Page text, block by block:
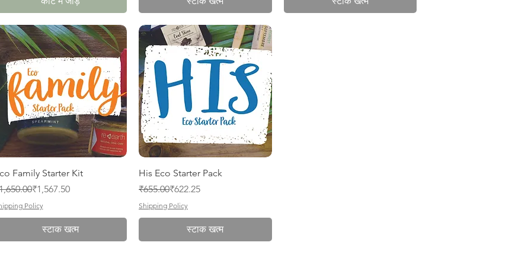
त्वरित दृश्य
Family Starter Kit
मूल्य
मूल्य₹1,567.50
Policy
स्टाक खत्म
त्वरित दृश्य
His Eco Starter Pack
नियमित मूल्य
₹655.00
बिक्री मूल्य₹622.25
Shipping Policy
स्टाक खत्म